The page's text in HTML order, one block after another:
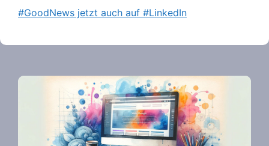
#GoodNews jetzt auch auf #LinkedIn